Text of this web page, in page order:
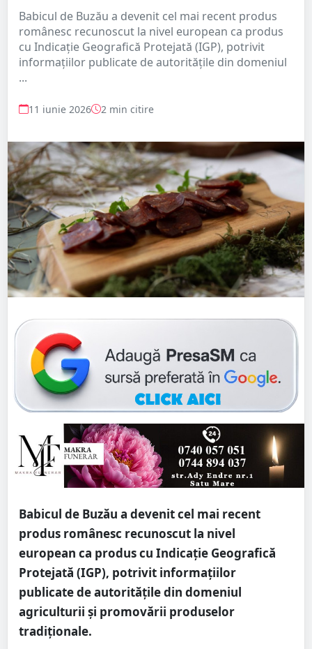
Babicul de Buzău a devenit cel mai recent produs
românesc recunoscut la nivel european ca produs
cu Indicație Geografică Protejată (IGP), potrivit
informațiilor publicate de autoritățile din domeniul
...
11 iunie 2026 2 min citire
Babicul de Buzău a devenit cel mai recent
produs românesc recunoscut la nivel
european ca produs cu Indicație Geografică
Protejată (IGP), potrivit informațiilor
publicate de autoritățile din domeniul
agriculturii și promovării produselor
tradiționale.